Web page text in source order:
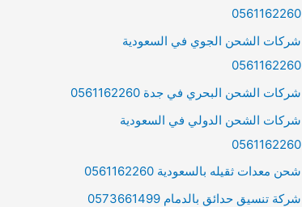
0561162260
شركات الشحن الجوي في السعودية
0561162260
شركات الشحن البحري في جدة 0561162260
شركات الشحن الدولي في السعودية
0561162260
شحن معدات ثقيله بالسعودية 0561162260
شركة تنسيق حدائق بالدمام 0573661499